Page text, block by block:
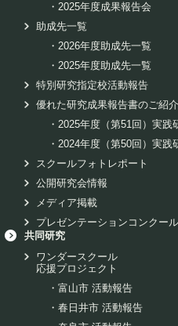
・ 2025年度成果報告会
助成先一覧
・ 2026年度助成先一覧
・ 2025年度助成先一覧
特別研究指定校活動報告
優れた研究成果報告書のご紹介
・ 2025年度（第51回）実践
・ 2024年度（第50回）実践
スクールフォトレポート
公開研究会情報
メディア掲載
プレゼンテーションコンクール
共同研究
ワンダースクール
応援プロジェクト
・ 富山市 活動報告
・ 春日井市 活動報告